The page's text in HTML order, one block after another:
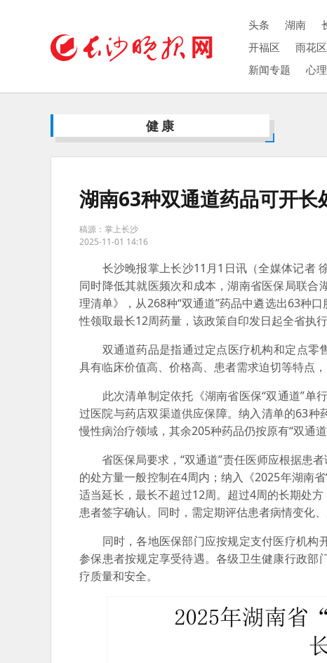
头条 湖南
开福区
雨花区
新闻专题
心
健康
湖南63种双通道药品可开
稿源：掌上长沙
2025-11-01 14:16
长沙晚报掌上长沙11月1日讯（全媒体记者 徐
同时降低其就医频次和成本，湖南省医保局联合
理清单》，从268种“双通道”药品中遴选出63种
性领取最长12周药量，该政策自印发日起全省执行
双通道药品‌是指通过‌定点医疗机构‌和‌定点零
具有‌临床价值高、价格高、患者需求迫切‌等特点
此次清单制定依托《湖南省医保“双通道”单
过医院与药店双渠道供应保障。纳入清单的63
慢性病治疗领域，其余205种药品仍按原有“双通道
省医保局要求，“双通道”责任医师应根据患者
的处方量一般控制在4周内；纳入《2025年湖南
适当延长，最长不超过12周。超过4周的长期处
患者签字确认。同时，需定期评估患者病情变化
同时，各地医保部门应按规定支付医疗机构
参保患者按规定享受待遇。各级卫生健康行政部
疗质量和安全。